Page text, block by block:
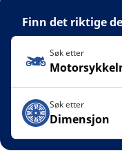
Finn det riktige
Søk etter
Søk etter
Dimensjon